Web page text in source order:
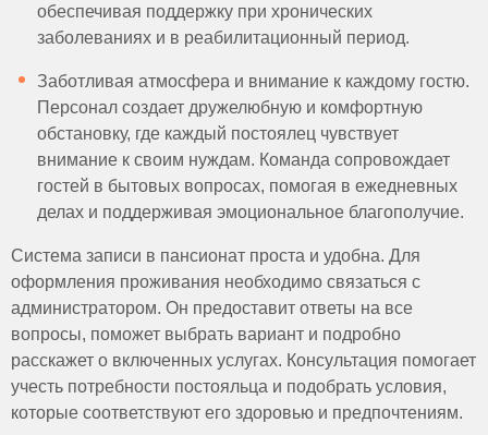
обеспечивая поддержку при хронических
заболеваниях и в реабилитационный период.
Заботливая атмосфера и внимание к каждому гостю.
Персонал создает дружелюбную и комфортную
обстановку, где каждый постоялец чувствует
внимание к своим нуждам. Команда сопровождает
гостей в бытовых вопросах, помогая в ежедневных
делах и поддерживая эмоциональное благополучие.
Система записи в пансионат проста и удобна. Для
оформления проживания необходимо связаться с
администратором. Он предоставит ответы на все
вопросы, поможет выбрать вариант и подробно
расскажет о включенных услугах. Консультация помогает
учесть потребности постояльца и подобрать условия,
которые соответствуют его здоровью и предпочтениям.